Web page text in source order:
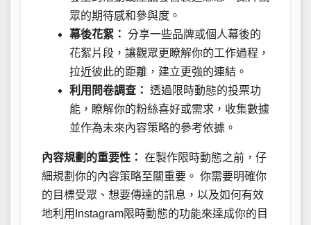
眾的期待感和參與度。
幕後花絮： 分享一些品牌或個人幕後的
花絮片段，讓觀眾更瞭解你的工作過程，
拉近彼此的距離，建立更強的連結。
利用問卷調查： 透過限時動態的投票功
能，瞭解你的粉絲喜好或需求，收集數據
並作為未來內容策略的參考依據。
內容規劃的重要性： 在製作限時動態之前，仔
細規劃你的內容策略至關重要。 你需要明確你
的目標受眾、想要傳達的訊息，以及如何有效
地利用Instagram限時動態的功能來達成你的目